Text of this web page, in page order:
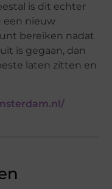
is dit echter
een nieuw
bereiken nadat
is gegaan, dan
laten zitten en